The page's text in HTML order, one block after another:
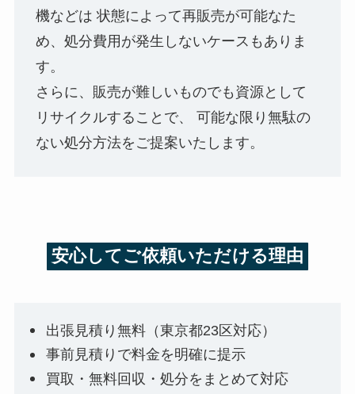
機などは 状態によって再販売が可能なた
め、処分費用が発生しないケースもありま
す。
さらに、販売が難しいものでも資源として
リサイクルすることで、 可能な限り無駄の
ない処分方法をご提案いたします。
安心してご依頼いただける理由
出張見積り無料（東京都23区対応）
事前見積りで料金を明確に提示
買取・無料回収・処分をまとめて対応